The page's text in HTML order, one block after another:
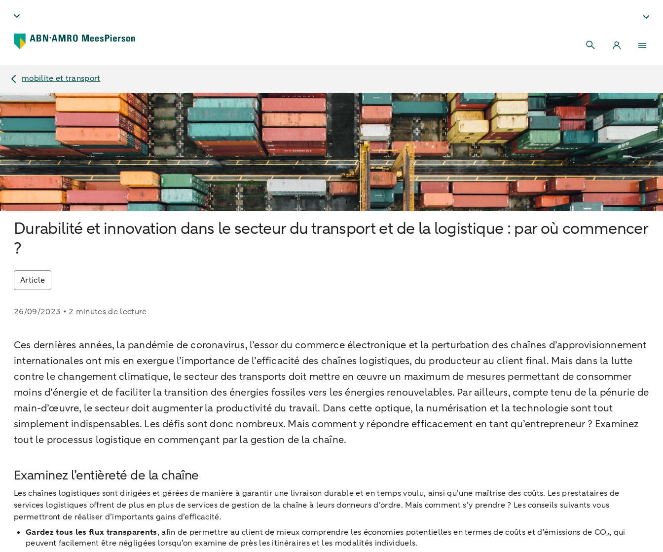
mobilite et transport
Durabilité et innovation dans le secteur du transport et de la logistique : par où commencer
?
Article
26/09/2023 • 2 minutes de lecture
Ces dernières années, la pandémie de coronavirus, l’essor du commerce électronique et la perturbation des chaînes d’approvisionnement
internationales ont mis en exergue l’importance de l’efficacité des chaînes logistiques, du producteur au client final. Mais dans la lutte
contre le changement climatique, le secteur des transports doit mettre en œuvre un maximum de mesures permettant de consommer
moins d’énergie et de faciliter la transition des énergies fossiles vers les énergies renouvelables. Par ailleurs, compte tenu de la pénurie de
main-d’œuvre, le secteur doit augmenter la productivité du travail. Dans cette optique, la numérisation et la technologie sont tout
simplement indispensables. Les défis sont donc nombreux. Mais comment y répondre efficacement en tant qu’entrepreneur ? Examinez
tout le processus logistique en commençant par la gestion de la chaîne.
Examinez l’entièreté de la chaîne
Les chaînes logistiques sont dirigées et gérées de manière à garantir une livraison durable et en temps voulu, ainsi qu’une maîtrise des coûts. Les prestataires de
services logistiques offrent de plus en plus de services de gestion de la chaîne à leurs donneurs d’ordre. Mais comment s’y prendre ? Les conseils suivants vous
permettront de réaliser d’importants gains d’efficacité.
Gardez tous les flux transparents, afin de permettre au client de mieux comprendre les économies potentielles en termes de coûts et d’émissions de CO₂, qui
peuvent facilement être négligées lorsqu’on examine de près les itinéraires et les modalités individuels.